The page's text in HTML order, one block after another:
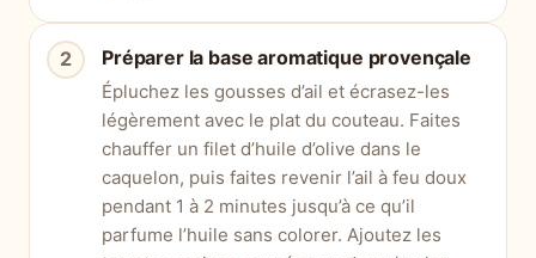
Préparer la base aromatique provençale
Épluchez les gousses d’ail et écrasez-les
légèrement avec le plat du couteau. Faites
chauffer un filet d’huile d’olive dans le
caquelon, puis faites revenir l’ail à feu doux
pendant 1 à 2 minutes jusqu’à ce qu’il
parfume l’huile sans colorer. Ajoutez les